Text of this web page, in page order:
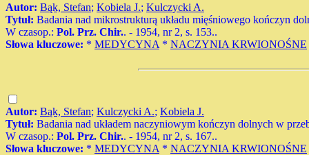
Autor: Bąk, Stefan; Kobiela J.; Kulczycki A.
Tytuł: Badania nad mikrostrukturą układu mięśniowego kończyn
W czasop.: Pol. Prz. Chir.. - 1954, nr 2, s. 153..
Słowa kluczowe: * MEDYCYNA * NACZYNIA KRWIONOŚNE
Autor: Bąk, Stefan; Kulczycki A.; Kobiela J.
Tytuł: Badania nad układem naczyniowym kończyn dolnych w
W czasop.: Pol. Prz. Chir.. - 1954, nr 2, s. 167..
Słowa kluczowe: * MEDYCYNA * NACZYNIA KRWIONOŚNE